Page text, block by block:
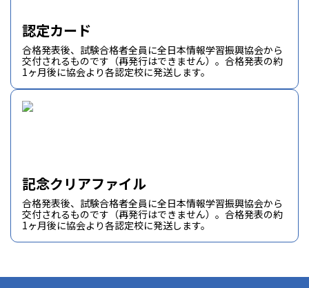
認定カード
合格発表後、試験合格者全員に全日本情報学習振興協会から
交付されるものです（再発行はできません）。合格発表の約
1ヶ月後に協会より各認定校に発送します。
記念クリアファイル
合格発表後、試験合格者全員に全日本情報学習振興協会から
交付されるものです（再発行はできません）。合格発表の約
1ヶ月後に協会より各認定校に発送します。